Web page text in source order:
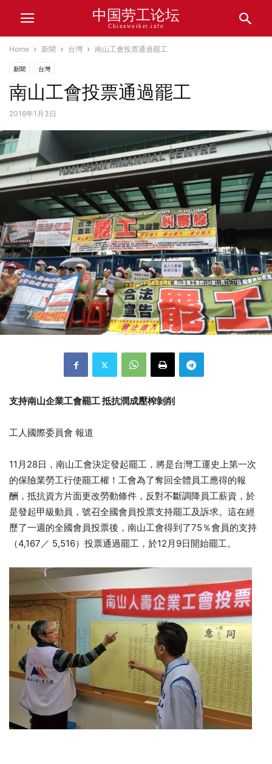
中国劳工论坛
Chinaworker.info
Home 新聞 台灣 南山工會投票通過罷工
新聞 台灣
南山工會投票通過罷工
2016年1月3日
支持南山企業工會罷工 抵抗潤成壓榨剝削
工人國際委員會 報道
11月28日，南山工會決定發起罷工，將是台灣工運史上第一次
的保險業勞工行使罷工權！工會為了奪回全體員工應得的報
酬，抵抗資方片面更改勞動條件，反對不斷調降員工薪資，於
是發起甲級動員，號召全國會員投票支持罷工及訴求。這在經
歷了一週的全國會員投票後，南山工會得到了75％會員的支持
（4,167／ 5,516）投票通過罷工，於12月9日開始罷工。